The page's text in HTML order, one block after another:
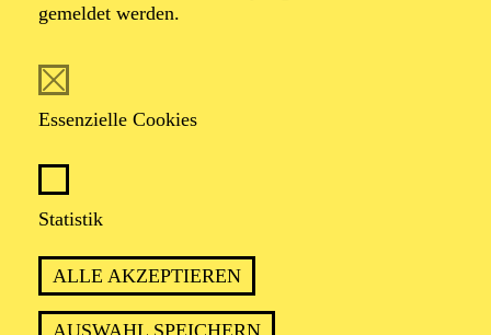
gemeldet werden.
Essenzielle Cookies
Statistik
ALLE AKZEPTIEREN
AUSWAHL SPEICHERN
Samstag
05.09.2026
Grillo-Theater
BLICK AUF DEN IRAN –
STIMMEN ZUR AKTUELLEN
LAGE
Veranstalter: Eine Kooperationsveranstaltung mit der Stadt